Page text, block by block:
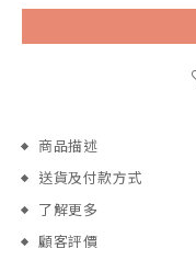
商品描述
送貨及付款方式
了解更多
顧客評價